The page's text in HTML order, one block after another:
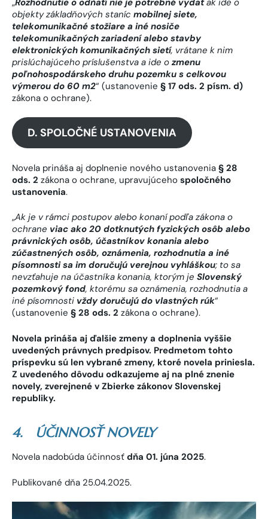
objekty základňových staníc mobilnej siete,
telekomunikačné stožiare a iné nosiče
telekomunikačných zariadení alebo stavby
elektronických komunikačných sietí, vrátane k nim
prislúchajúceho príslušenstva a ide o zmenu
poľnohospodárskeho druhu pozemku s celkovou
výmerou do 60 m2“ (ustanovenie § 17 ods. 2 písm. d)
zákona o ochrane).
D. SPOLOČNÉ USTANOVENIA
Novela prináša aj doplnenie nového ustanovenia § 28
ods. 2 zákona o ochrane, upravujúceho spoločného
ustanovenia.
„Ak je v rámci postupov alebo konaní podľa zákona o
ochrane viac ako 20 dotknutých fyzických osôb alebo
právnických osôb, účastníkov konania alebo
zúčastnených osôb, oznámenia, rozhodnutia a iné
písomnosti sa im doručujú verejnou vyhláškou; to sa
nevzťahuje na účastníka konania, ktorým je Slovenský
pozemkový fond, ktorému sa oznámenia, rozhodnutia a
iné písomnosti vždy doručujú do vlastných rúk“
(ustanovenie § 28 ods. 2 zákona o ochrane).
Novela prináša aj ďalšie zmeny a doplnenia vyššie
uvedených právnych predpisov. Predmetom tohto
príspevku sú len vybrané zmeny, ktoré novela priniesla.
Z uvedeného dôvodu odkazujeme aj na plné znenie
novely, zverejnené v Zbierke zákonov Slovenskej
republiky.
4. ÚČINNOSŤ NOVELY
Novela nadobúda účinnosť dňa 01. júna 2025.
Publikované dňa 25.04.2025.